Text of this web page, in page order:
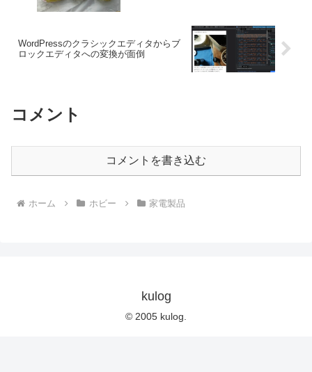
WordPressのクラシックエディタからブ
ロックエディタへの変換が面倒
コメント
コメントを書き込む
ホーム ホビー 家電製品
kulog
© 2005 kulog.